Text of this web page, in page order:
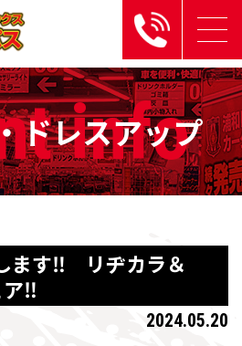
info
ドレスアップ
ます‼ リヂカラ＆
‼
2024.05.20